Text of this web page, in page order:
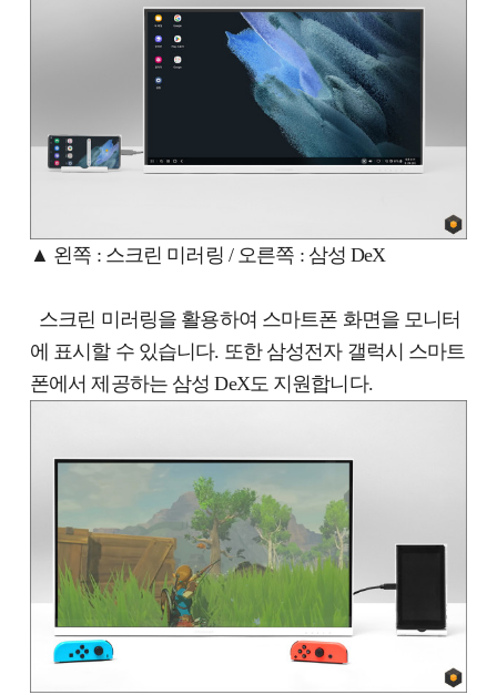
▲ 왼쪽 : 스크린 미러링 / 오른쪽 : 삼성 DeX
스크린 미러링을 활용하여 스마트폰 화면을 모니터
에 표시할 수 있습니다. 또한 삼성전자 갤럭시 스마트
폰에서 제공하는 삼성 DeX도 지원합니다.